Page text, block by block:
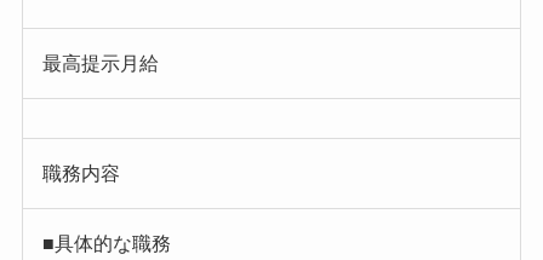
最高提示月給
職務内容
■具体的な職務